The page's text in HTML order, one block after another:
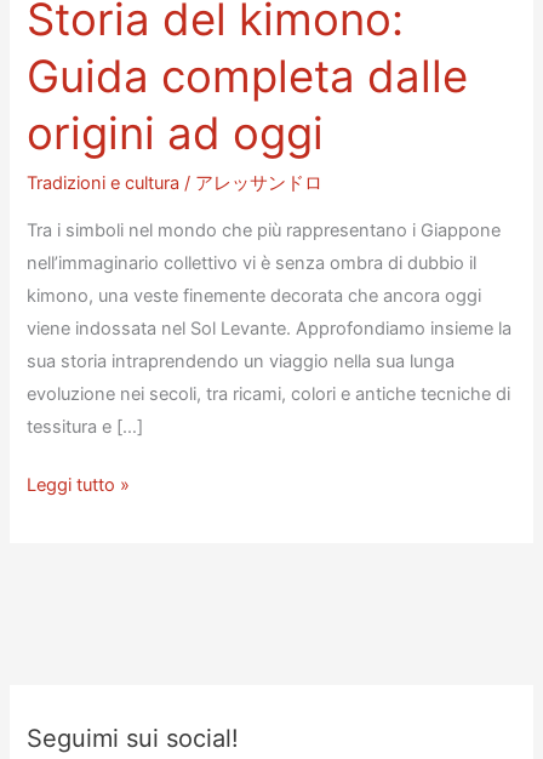
Storia del kimono:
Guida completa dalle
origini ad oggi
Tradizioni e cultura / アレッサンドロ
Tra i simboli nel mondo che più rappresentano i Giappone
nell’immaginario collettivo vi è senza ombra di dubbio il
kimono, una veste finemente decorata che ancora oggi
viene indossata nel Sol Levante. Approfondiamo insieme la
sua storia intraprendendo un viaggio nella sua lunga
evoluzione nei secoli, tra ricami, colori e antiche tecniche di
tessitura e […]
Storia
oggi
Leggi tutto »
Seguimi sui social!